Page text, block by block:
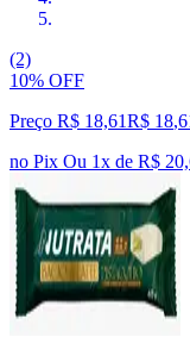
(2)
10% OFF
Preço R$ 18,61R$ 18,
no Pix Ou 1x de R$